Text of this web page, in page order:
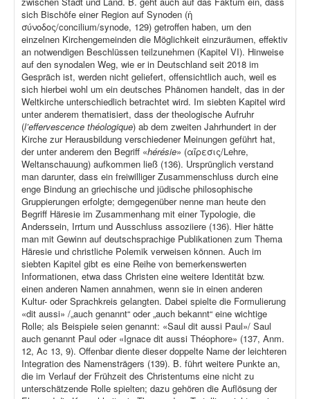
sich Bischöfe einer Region auf Synoden (ἡ
σύνοδος/concilium/synode, 129) getroffen haben, um den
einzelnen Kirchengemeinden die Möglichkeit einzuräumen, effektiv
an notwendigen Beschlüssen teilzunehmen (Kapitel VI). Hinweise
auf den synodalen Weg, wie er in Deutschland seit 2018 im
Gespräch ist, werden nicht geliefert, offensichtlich auch, weil es
sich hierbei wohl um ein deutsches Phänomen handelt, das in der
Weltkirche unterschiedlich betrachtet wird. Im siebten Kapitel wird
unter anderem thematisiert, dass der theologische Aufruhr
(l’effervescence théologique) ab dem zweiten Jahrhundert in der
Kirche zur Herausbildung verschiedener Meinungen geführt hat,
der unter anderem den Begriff «hérésie» (αἵρεσις/Lehre,
Weltanschauung) aufkommen ließ (136). Ursprünglich verstand
man darunter, dass ein freiwilliger Zusammenschluss durch eine
enge Bindung an griechische und jüdische philosophische
Gruppierungen erfolgte; demgegenüber nenne man heute den
Begriff Häresie im Zusammenhang mit einer Typologie, die
Anderssein, Irrtum und Ausschluss assoziiere (136). Hier hätte
man mit Gewinn auf deutschsprachige Publikationen zum Thema
Häresie und christliche Polemik verweisen können. Auch im
siebten Kapitel gibt es eine Reihe von bemerkenswerten
Informationen, etwa dass Christen eine weitere Identität bzw.
einen anderen Namen annahmen, wenn sie in einen anderen
Kultur- oder Sprachkreis gelangten. Dabei spielte die Formulierung
«dit aussi» /„auch genannt“ oder „auch bekannt“ eine wichtige
Rolle; als Beispiele seien genannt: «Saul dit aussi Paul»/ Saul
auch genannt Paul oder «Ignace dit aussi Théophore» (137, Anm.
12, Ac 13, 9). Offenbar diente dieser doppelte Name der leichteren
Integration des Namensträgers (139). B. führt weitere Punkte an,
die im Verlauf der Frühzeit des Christentums eine nicht zu
unterschätzende Rolle spielten; dazu gehören die Auflösung der